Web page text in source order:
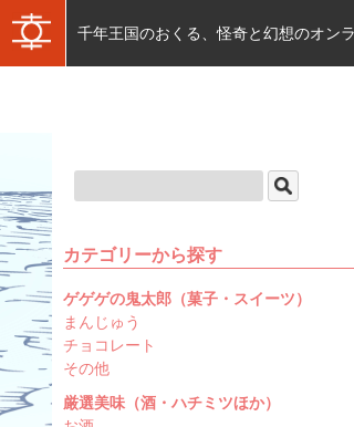
千年王国のおくる、怪奇と幻想のオン
カテゴリーから探す
ゲゲゲの鬼太郎（菓子・スイーツ）
まんじゅう
チョコレート
その他
厳選美味（酒・ハチミツほか）